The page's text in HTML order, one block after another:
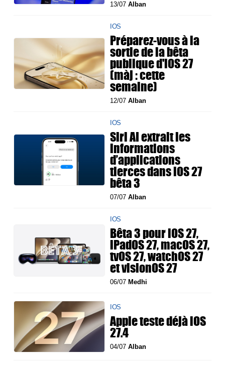
13/07Alban
IOS
Préparez-vous à la
sortie de la bêta
publique d'iOS 27
(màj : cette
semaine)
12/07Alban
IOS
Siri AI extrait les
informations
d’applications
tierces dans iOS 27
bêta 3
07/07Alban
IOS
Bêta 3 pour iOS 27,
iPadOS 27, macOS 27,
tvOS 27, watchOS 27
et visionOS 27
06/07 Medhi
IOS
Apple teste déjà iOS
27.4
04/07Alban